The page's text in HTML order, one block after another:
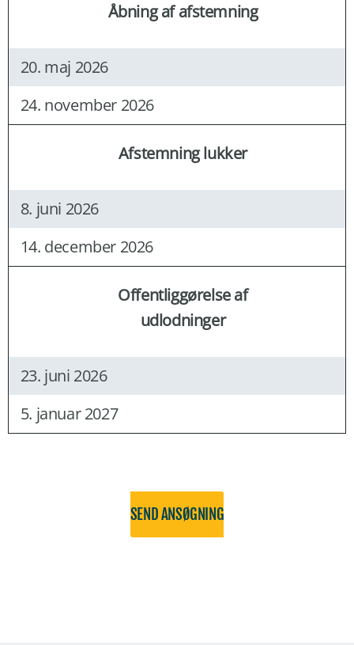
Åbning af afstemning
20. maj 2026
24. november 2026
Afstemning lukker
8. juni 2026
14. december 2026
Offentliggørelse af
udlodninger
23. juni 2026
5. januar 2027
SEND ANSØGNING